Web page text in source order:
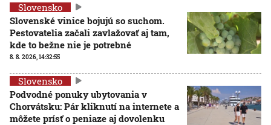
Slovensko
Slovenské vinice bojujú so suchom.
Pestovatelia začali zavlažovať aj tam,
kde to bežne nie je potrebné
8. 8. 2026, 14:32:55
Slovensko
Podvodné ponuky ubytovania v
Chorvátsku: Pár kliknutí na internete a
môžete prísť o peniaze aj dovolenku